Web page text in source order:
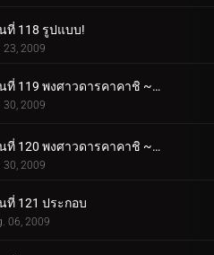
ที่ 118 รูปแบบ!
23, 2009
ตอนที่ 119 พงศาวดารคาคาชิ ~ ชีวิตเด็กผู้ชายในสนามรบ ~ ตอนที่ 1
30, 2009
ตอนที่ 120 พงศาวดารคาคาชิ ~ ชีวิตเด็กผู้ชายในสนามรบ ~ ตอนที่ 2
30, 2009
ที่ 121 ประกอบ
06, 2009